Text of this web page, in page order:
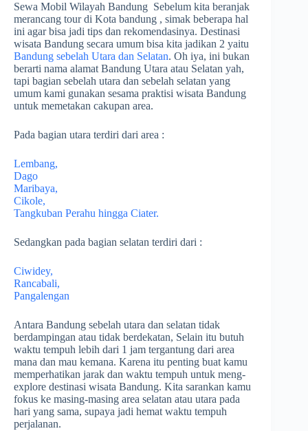
Sewa Mobil Wilayah Bandung Sebelum kita beranjak
merancang tour di Kota bandung , simak beberapa hal
ini agar bisa jadi tips dan rekomendasinya. Destinasi
wisata Bandung secara umum bisa kita jadikan 2 yaitu
Bandung sebelah Utara dan Selatan. Oh iya, ini bukan
berarti nama alamat Bandung Utara atau Selatan yah,
tapi bagian sebelah utara dan sebelah selatan yang
umum kami gunakan sesama praktisi wisata Bandung
untuk memetakan cakupan area.
Pada bagian utara terdiri dari area :
Lembang,
Dago
Maribaya,
Cikole,
Tangkuban Perahu hingga Ciater.
Sedangkan pada bagian selatan terdiri dari :
Ciwidey,
Rancabali,
Pangalengan
Antara Bandung sebelah utara dan selatan tidak
berdampingan atau tidak berdekatan, Selain itu butuh
waktu tempuh lebih dari 1 jam tergantung dari area
mana dan mau kemana. Karena itu penting buat kamu
memperhatikan jarak dan waktu tempuh untuk meng-
explore destinasi wisata Bandung. Kita sarankan kamu
fokus ke masing-masing area selatan atau utara pada
hari yang sama, supaya jadi hemat waktu tempuh
perjalanan.